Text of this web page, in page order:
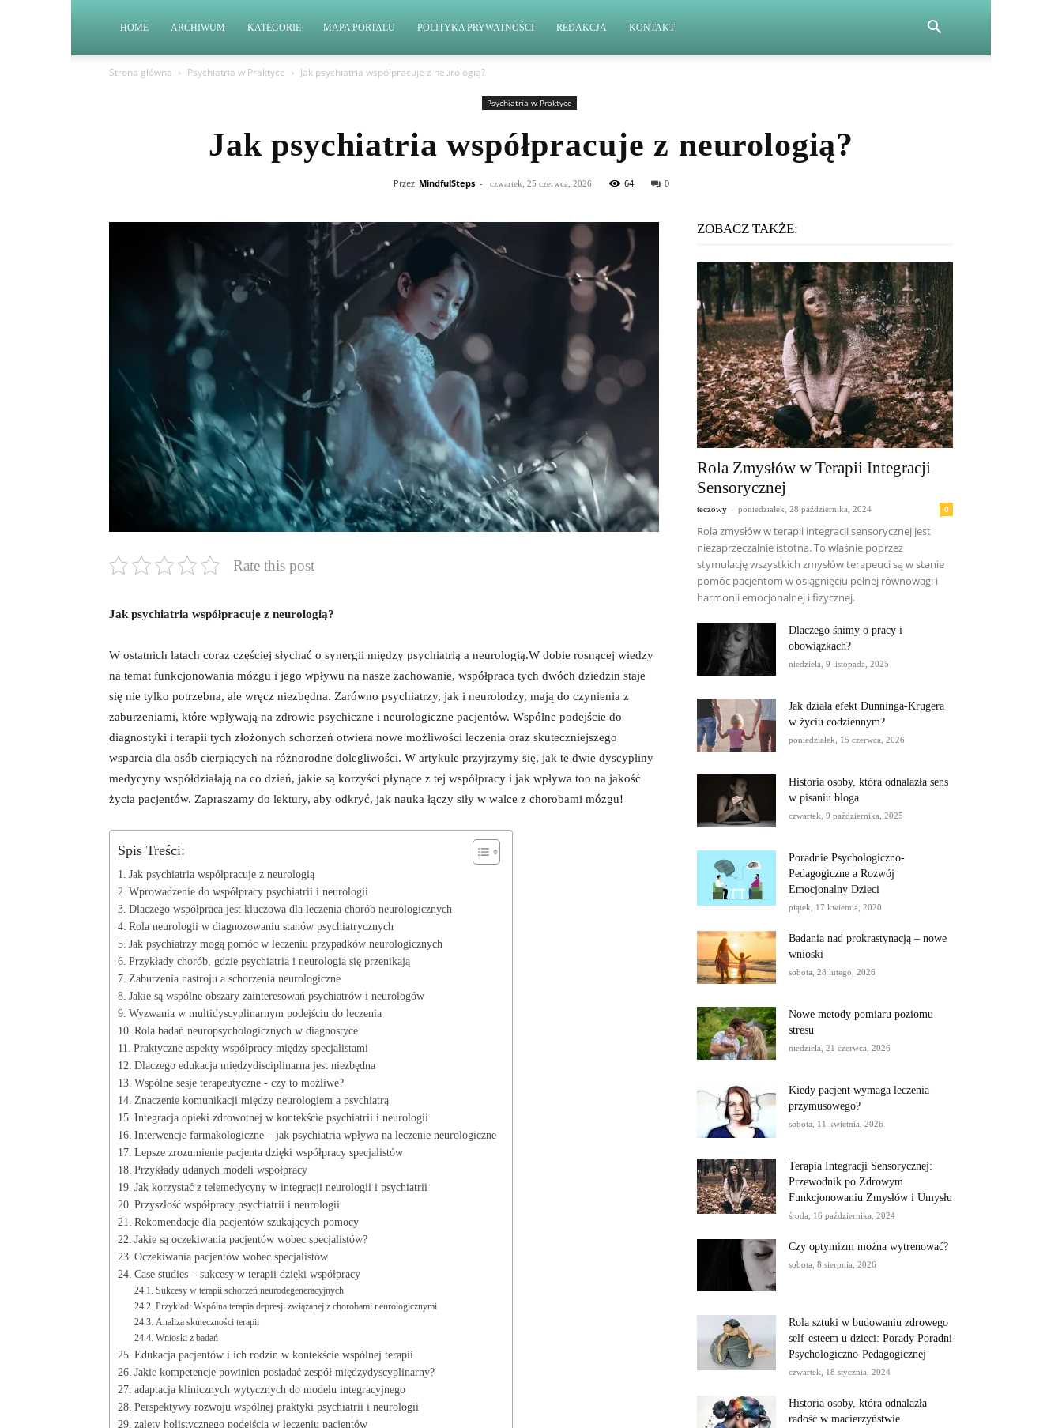
HOME ARCHIWUM KATEGORIE MAPA PORTALU POLITYKA PRYWATNOŚCI REDAKCJA KONTAKT
Strona główna Psychiatria w Praktyce Jak psychiatria współpracuje z neurologią?
Psychiatria w Praktyce
Jak psychiatria współpracuje z neurologią?
Przez MindfulSteps - czwartek, 25 czerwca, 2026 64 0
Rate this post
Jak psychiatria współpracuje​ z ⁤neurologią?
W ostatnich‌ latach coraz​ częściej słychać o synergii między psychiatrią a⁢ neurologią.W dobie rosnącej wiedzy⁢
na ‍temat funkcjonowania mózgu​ i jego wpływu na nasze zachowanie, współpraca tych dwóch dziedzin staje
się nie⁢ tylko ​potrzebna, ale wręcz niezbędna. Zarówno psychiatrzy,⁣ jak i⁢ neurolodzy, mają ⁣do czynienia z
zaburzeniami, które wpływają na​ zdrowie⁤ psychiczne⁢ i neurologiczne pacjentów. ⁢Wspólne ‌podejście do
diagnostyki i ⁢terapii tych ⁢złożonych schorzeń⁣ otwiera‍ nowe możliwości leczenia ⁣oraz skuteczniejszego
wsparcia dla osób cierpiących na różnorodne dolegliwości. W artykule przyjrzymy ‌się, jak te dwie dyscypliny
medycyny⁣ współdziałają na co dzień, jakie są korzyści płynące z tej współpracy⁢ i jak‌ wpływa too na jakość
życia pacjentów. Zapraszamy do lektury,​ aby odkryć, jak nauka łączy siły w walce z chorobami mózgu!
Spis Treści:
Jak psychiatria⁤ współpracuje z​ neurologią
Wprowadzenie do współpracy ⁢psychiatrii i ‍neurologii
Dlaczego współpraca jest kluczowa⁢ dla leczenia chorób neurologicznych
Rola neurologii w diagnozowaniu⁢ stanów ⁤psychiatrycznych
Jak psychiatrzy mogą pomóc w leczeniu przypadków​ neurologicznych
Przykłady chorób, gdzie psychiatria i neurologia⁤ się przenikają
Zaburzenia nastroju a⁢ schorzenia ⁤neurologiczne
Jakie są​ wspólne obszary ​zainteresowań​ psychiatrów i neurologów
Wyzwania w multidyscyplinarnym ‌podejściu⁤ do⁣ leczenia
Rola badań ​neuropsychologicznych⁣ w diagnostyce
Praktyczne ‍aspekty współpracy między specjalistami
Dlaczego‌ edukacja międzydisciplinarna jest niezbędna
Wspólne sesje terapeutyczne⁣ -⁤ czy ‌to ​możliwe?
Znaczenie komunikacji‌ między neurologiem a ‌psychiatrą
Integracja opieki ⁤zdrowotnej w kontekście‌ psychiatrii i neurologii
Interwencje farmakologiczne – jak psychiatria⁣ wpływa na leczenie neurologiczne
Lepsze zrozumienie⁣ pacjenta dzięki‌ współpracy specjalistów
Przykłady udanych modeli ‌współpracy
Jak korzystać ‍z​ telemedycyny ⁣w‍ integracji neurologii i psychiatrii
Przyszłość współpracy psychiatrii i neurologii
Rekomendacje dla pacjentów szukających⁣ pomocy
Jakie ⁤są oczekiwania pacjentów wobec specjalistów?
Oczekiwania ⁤pacjentów wobec specjalistów
Case studies – ⁢sukcesy w terapii dzięki współpracy
Sukcesy ​w terapii ⁣schorzeń neurodegeneracyjnych
Przykład:​ Wspólna terapia depresji związanej‍ z‍ chorobami neurologicznymi
Analiza skuteczności terapii
Wnioski z badań
Edukacja pacjentów i ⁣ich rodzin⁢ w kontekście wspólnej‍ terapii
Jakie⁤ kompetencje powinien posiadać zespół międzydyscyplinarny?
adaptacja⁤ klinicznych wytycznych ⁢do modelu integracyjnego
Perspektywy rozwoju wspólnej praktyki ⁣psychiatrii i neurologii
zalety holistycznego podejścia w leczeniu⁤ pacjentów
ZOBACZ TAKŻE:
Rola Zmysłów w Terapii Integracji
Sensorycznej
teczowy - poniedziałek, 28 października, 2024 0
Rola zmysłów w terapii integracji sensorycznej jest
niezaprzeczalnie istotna. To właśnie poprzez
stymulację wszystkich zmysłów terapeuci są w stanie
pomóc pacjentom w osiągnięciu pełnej równowagi i
harmonii emocjonalnej i fizycznej.
Dlaczego śnimy o pracy i
obowiązkach?
niedziela, 9 listopada, 2025
Jak działa efekt Dunninga-Krugera
w życiu codziennym?
poniedziałek, 15 czerwca, 2026
Historia osoby, która odnalazła sens
w pisaniu bloga
czwartek, 9 października, 2025
Poradnie Psychologiczno-
Pedagogiczne a Rozwój
Emocjonalny Dzieci
piątek, 17 kwietnia, 2020
Badania nad prokrastynacją – nowe
wnioski
sobota, 28 lutego, 2026
Nowe metody pomiaru poziomu
stresu
niedziela, 21 czerwca, 2026
Kiedy pacjent wymaga leczenia
przymusowego?
sobota, 11 kwietnia, 2026
Terapia Integracji Sensorycznej:
Przewodnik po Zdrowym
Funkcjonowaniu Zmysłów i Umysłu
środa, 16 października, 2024
Czy optymizm można wytrenować?
sobota, 8 sierpnia, 2026
Rola sztuki w budowaniu zdrowego
self-esteem u dzieci: Porady Poradni
Psychologiczno-Pedagogicznej
czwartek, 18 stycznia, 2024
Historia osoby, która odnalazła
radość w macierzyństwie